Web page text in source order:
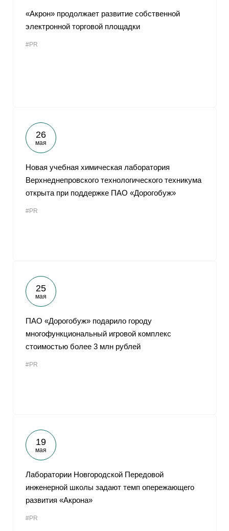
«Акрон» продолжает развитие собственной
электронной торговой площадки
#PR
26
мая
Новая учебная химическая лаборатория
Верхнеднепровского технологического техникума
открыта при поддержке ПАО «Дорогобуж»
#PR
25
мая
ПАО «Дорогобуж» подарило городу
многофункциональный игровой комплекс
стоимостью более 3 млн рублей
#PR
19
мая
Лаборатории Новгородской Передовой
инженерной школы задают темп опережающего
развития «Акрона»
#PR